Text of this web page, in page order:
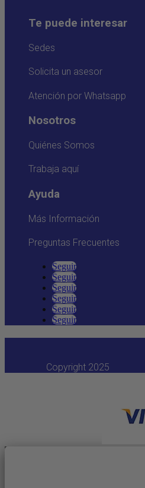
Te puede interesar
Sedes
Solicita un asesor
Atención por Whatsapp
Nosotros
Quiénes Somos
Trabaja aquí
Ayuda
Más Información
Preguntas Frecuentes
Seguir
Seguir
Seguir
Seguir
Seguir
Seguir
Copyright 2025